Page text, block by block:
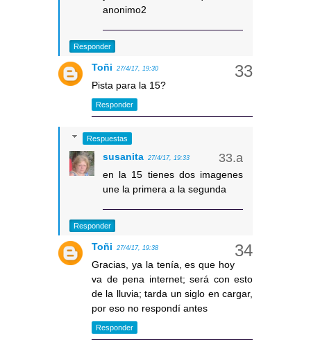
anonimo2
Responder
Toñi 27/4/17, 19:30
Pista para la 15?
Responder
Respuestas
susanita 27/4/17, 19:33
en la 15 tienes dos imagenes
une la primera a la segunda
Responder
Toñi 27/4/17, 19:38
Gracias, ya la tenía, es que hoy
va de pena internet; será con esto
de la lluvia; tarda un siglo en cargar,
por eso no respondí antes
Responder